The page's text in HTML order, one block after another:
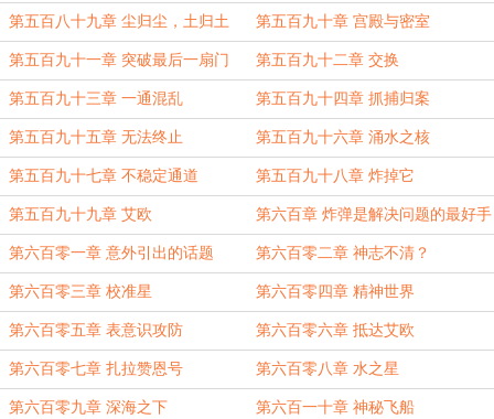
第五百八十九章 尘归尘，土归土 第五百九十章 宫殿与密室
第五百九十一章 突破最后一扇门 第五百九十二章 交换
第五百九十三章 一通混乱 第五百九十四章 抓捕归案
第五百九十五章 无法终止 第五百九十六章 涌水之核
第五百九十七章 不稳定通道 第五百九十八章 炸掉它
第五百九十九章 艾欧 第六百章 炸弹是解决问题的最好手
段
第六百零一章 意外引出的话题 第六百零二章 神志不清？
第六百零三章 校准星 第六百零四章 精神世界
第六百零五章 表意识攻防 第六百零六章 抵达艾欧
第六百零七章 扎拉赞恩号 第六百零八章 水之星
第六百零九章 深海之下 第六百一十章 神秘飞船